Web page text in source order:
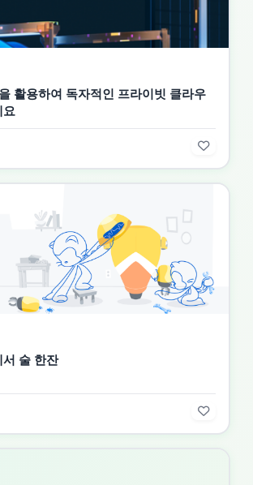
활용하여 독자적인 프라이빗 클라우
요
술 한잔